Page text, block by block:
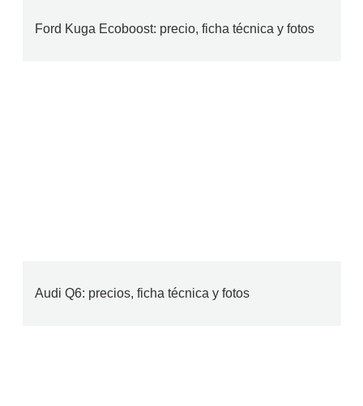
Ford Kuga Ecoboost: precio, ficha técnica y fotos
Audi Q6: precios, ficha técnica y fotos